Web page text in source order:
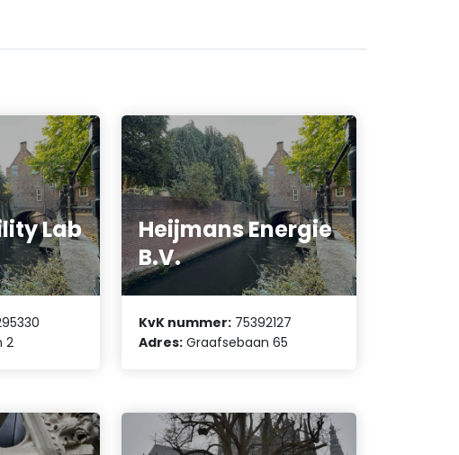
Lab
2
Heijmans Energie
B.V.
KvK nummer: 75392127
Adres: Graafsebaan 65